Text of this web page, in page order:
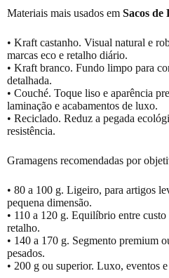
Materiais mais usados em Sacos de
• Kraft castanho. Visual natural e
marcas eco e retalho diário.
• Kraft branco. Fundo limpo para
detalhada.
• Couché. Toque liso e aparência
laminação e acabamentos de luxo.
• Reciclado. Reduz a pegada
resistência.
Gramagens recomendadas por
• 80 a 100 g. Ligeiro, para artigos
pequena dimensão.
• 110 a 120 g. Equilíbrio entre custo
retalho.
• 140 a 170 g. Segmento premium
pesados.
• 200 g ou superior. Luxo, eventos